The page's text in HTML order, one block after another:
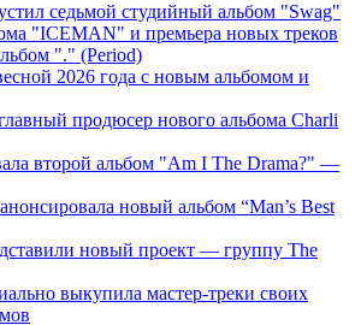
седьмой студийный альбом "Swag"
"ICEMAN" и премьера новых треков
"." (Period)
2026 года с новым альбомом и
продюсер нового альбома Charli
второй альбом "Am I The Drama?" —
новый альбом “Man’s Best
новый проект — группу The
выкупила мастер-треки своих